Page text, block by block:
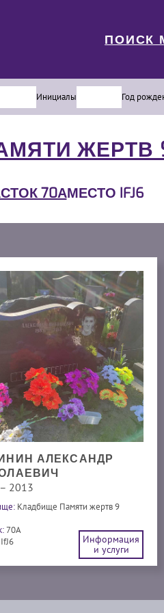
ПОИСК
Инициалы Год
ЖЕРТВ
70АМЕСТО IFJ6
АЛЕКСАНДР
2013
Кладбище Памяти жертв 9
70А
IfJ6
Информация
и услуги